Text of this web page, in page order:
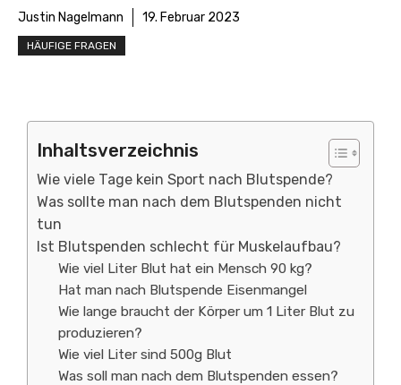
Justin Nagelmann 19. Februar 2023
HÄUFIGE FRAGEN
Inhaltsverzeichnis
Wie viele Tage kein Sport nach Blutspende?
Was sollte man nach dem Blutspenden nicht
tun
Ist Blutspenden schlecht für Muskelaufbau?
Wie viel Liter Blut hat ein Mensch 90 kg?
Hat man nach Blutspende Eisenmangel
Wie lange braucht der Körper um 1 Liter Blut zu
produzieren?
Wie viel Liter sind 500g Blut
Was soll man nach dem Blutspenden essen?